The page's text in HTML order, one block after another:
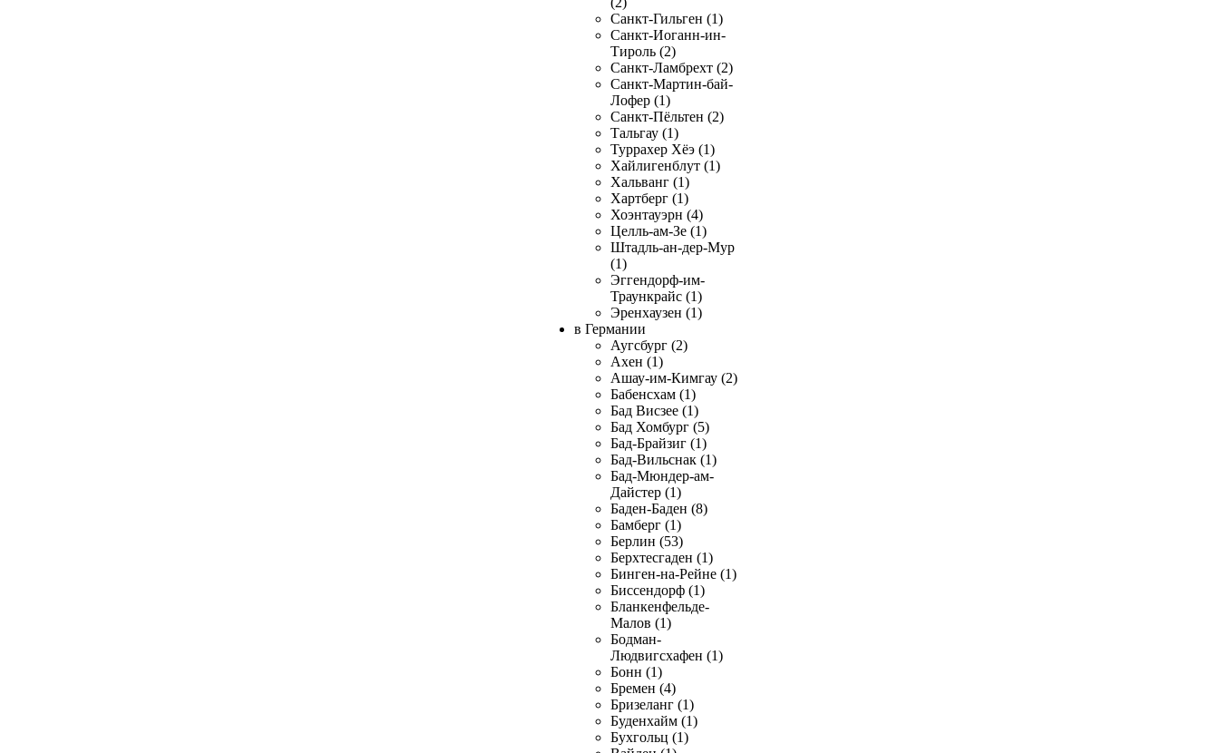
Санкт-Гильген (1)
Санкт-Иоганн-ин-
Тироль (2)
Санкт-Ламбрехт (2)
Санкт-Мартин-бай-
Лофер (1)
Санкт-Пёльтен (2)
Тальгау (1)
Туррахер Хёэ (1)
Хайлигенблут (1)
Хальванг (1)
Хартберг (1)
Хоэнтауэрн (4)
Целль-ам-Зе (1)
Штадль-ан-дер-Мур
(1)
Эггендорф-им-
Траункрайс (1)
Эренхаузен (1)
в Германии
Аугсбург (2)
Ахен (1)
Ашау-им-Кимгау (2)
Бабенсхам (1)
Бад Висзее (1)
Бад Хомбург (5)
Бад-Брайзиг (1)
Бад-Вильснак (1)
Бад-Мюндер-ам-
Дайстер (1)
Баден-Баден (8)
Бамберг (1)
Берлин (53)
Берхтесгаден (1)
Бинген-на-Рейне (1)
Биссендорф (1)
Бланкенфельде-
Малов (1)
Бодман-
Людвигсхафен (1)
Бонн (1)
Бремен (4)
Бризеланг (1)
Буденхайм (1)
Бухгольц (1)